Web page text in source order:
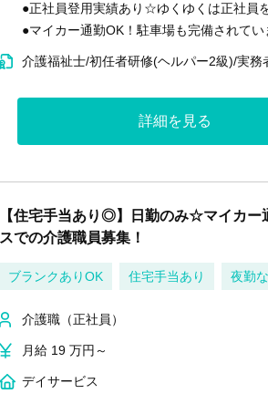
●正社員登用実績あり☆ゆくゆくは正社員
●マイカー通勤OK！駐車場も完備されて
介護福祉士/初任者研修(ヘルパー2級)/実務
詳細を見る
【住宅手当あり◎】日勤のみ☆マイカ
スでの介護職員募集！
ブランクありOK 住宅手当あり 夜勤
介護職（正社員）
月給 19 万円～
デイサービス